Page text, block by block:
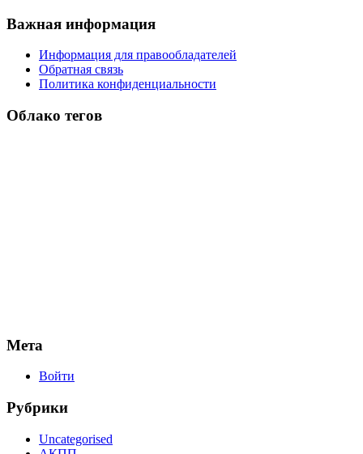
Важная информация
Информация для правообладателей
Обратная связь
Политика конфиденциальности
Облако тегов
Мета
Войти
Рубрики
Uncategorised